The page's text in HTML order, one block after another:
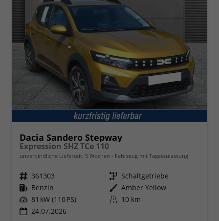
Dacia Sandero Stepway
Expression SHZ TCe 110
unverbindliche Lieferzeit: 5 Wochen Fahrzeug mit Tageszulassung
Fahrzeugnr. 361303 Getriebe Schaltgetriebe
Kraftstoff Benzin Außenfarbe Amber Yellow
Leistung 81 kW (110 PS) Kilometerstand 10 km
24.07.2026